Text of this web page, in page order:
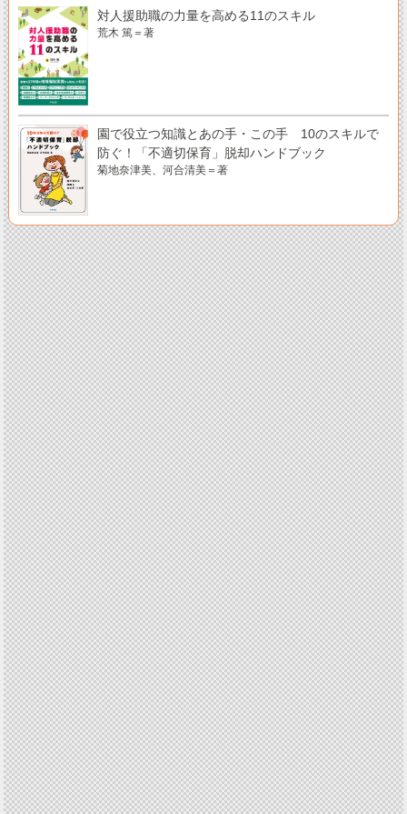
対人援助職の力量を高める11のスキル
荒木 篤＝著
園で役立つ知識とあの手・この手 10のスキルで
防ぐ！「不適切保育」脱却ハンドブック
菊地奈津美、河合清美＝著